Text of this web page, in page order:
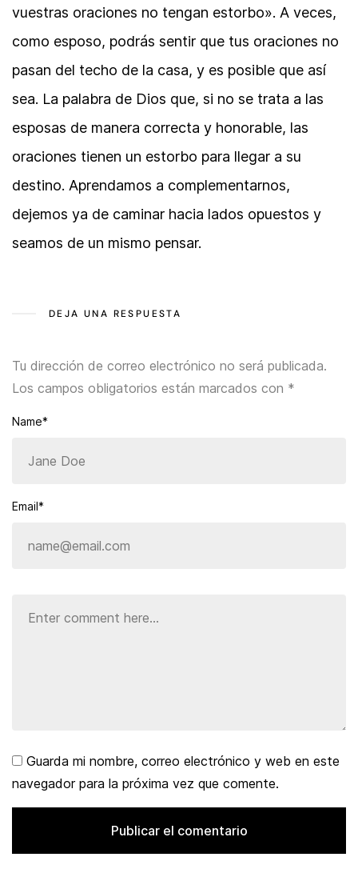
vuestras oraciones no tengan estorbo». A veces,
como esposo, podrás sentir que tus oraciones no
pasan del techo de la casa, y es posible que así
sea. La palabra de Dios que, si no se trata a las
esposas de manera correcta y honorable, las
oraciones tienen un estorbo para llegar a su
destino. Aprendamos a complementarnos,
dejemos ya de caminar hacia lados opuestos y
seamos de un mismo pensar.
DEJA UNA RESPUESTA
Tu dirección de correo electrónico no será publicada.
Los campos obligatorios están marcados con *
Name*
Email*
Guarda mi nombre, correo electrónico y web en este
navegador para la próxima vez que comente.